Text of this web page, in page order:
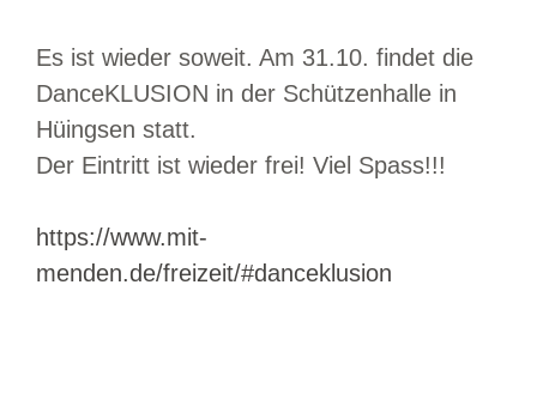
Es ist wieder soweit. Am 31.10. findet die
DanceKLUSION in der Schützenhalle in
Hüingsen statt.
Der Eintritt ist wieder frei! Viel Spass!!!
https://www.mit-
menden.de/freizeit/#danceklusion